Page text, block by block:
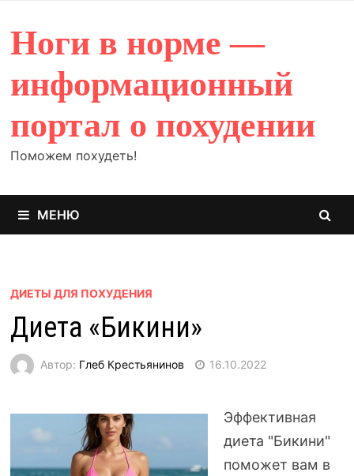
содержимому
Ноги в норме —
информационный
портал о похудении
Поможем похудеть!
МЕНЮ
ДИЕТЫ ДЛЯ ПОХУДЕНИЯ
Диета «Бикини»
Автор: Глеб Крестьянинов 16.10.2022
Эффективная
диета "Бикини"
поможет вам в